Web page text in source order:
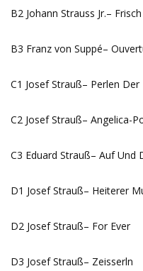
B2 Johann Strauss Jr.–
B3 Franz von Suppé–
C1 Josef Strauß– Perlen Der
C2 Josef Strauß– Angelica-
C3 Eduard Strauß– Auf Und
D1 Josef Strauß– Heiterer
D2 Josef Strauß– For Ever
D3 Josef Strauß– Zeisserln